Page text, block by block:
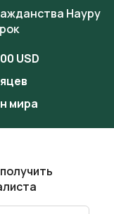
Науру
USD
мира